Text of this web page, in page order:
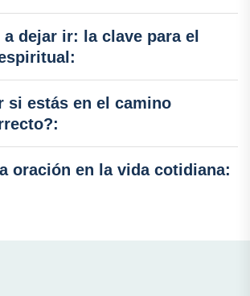
dejar ir: la clave para el
si estás en el camino
oración en la vida cotidiana: